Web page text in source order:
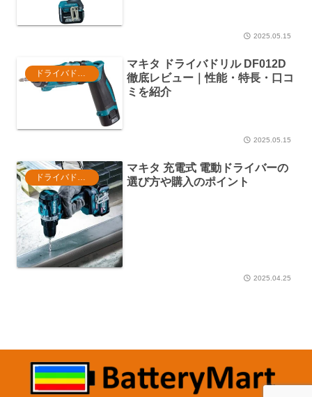
2025.05.15
マキタ ドライバドリル DF012D
徹底レビュー｜性能・特長・口コ
ミを紹介
2025.05.15
マキタ 充電式 電動ドライバーの
選び方や購入のポイント
2025.04.25